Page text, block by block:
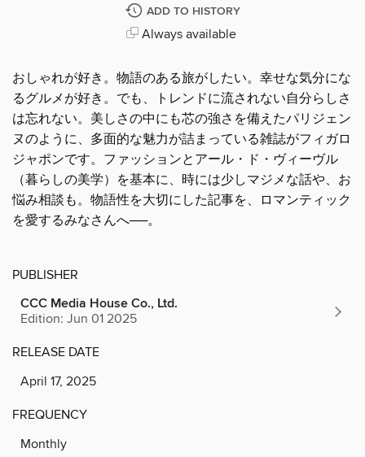
ADD TO HISTORY
Always available
おしゃれが好き。物語のある旅がしたい。幸せな気分にな
るグルメが好き。でも、トレンドに流されない自分らしさ
は忘れない。美しさの中にも芯の強さを備えたパリジェン
ヌのように、多面的な魅力が詰まっている雑誌がフィガロ
ジャポンです。ファッションとアール・ド・ヴィーヴル
（暮らしの美学）を基本に、時には少しマジメな話や、お
悩み相談も。物語性を大切にした記事を、ロマンティック
を愛するみなさんへ──。
PUBLISHER
CCC Media House Co., Ltd.
Edition: Jun 01 2025
RELEASE DATE
April 17, 2025
FREQUENCY
Monthly